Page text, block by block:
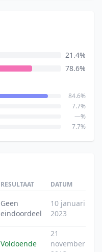
21.4%
78.6%
84.6%
7.7%
—%
7.7%
RESULTAAT DATUM
Geen
eindoordeel
10 januari
2023
Voldoende
21
november